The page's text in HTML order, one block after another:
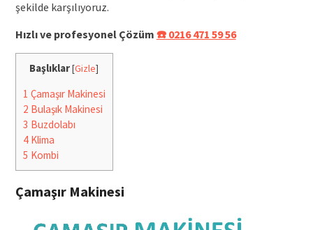
şekilde karşılıyoruz.
Hızlı ve profesyonel Çözüm ☎️ 0216 471 59 56
Başlıklar[Gizle]
1 Çamaşır Makinesi
2 Bulaşık Makinesi
3 Buzdolabı
4Klima
5 Kombi
Çamaşır Makinesi